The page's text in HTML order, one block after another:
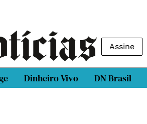
Assine
Dinheiro Vivo DN Brasil